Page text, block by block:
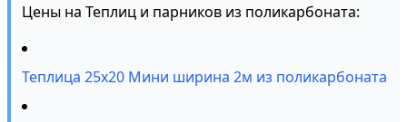
Цены на Теплиц и парников из поликарбоната:
Теплица 25х20 Мини ширина 2м из поликарбоната